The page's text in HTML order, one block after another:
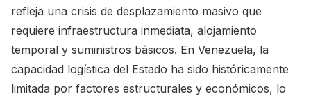
refleja una crisis de desplazamiento masivo que
requiere infraestructura inmediata, alojamiento
temporal y suministros básicos. En Venezuela, la
capacidad logística del Estado ha sido históricamente
limitada por factores estructurales y económicos, lo